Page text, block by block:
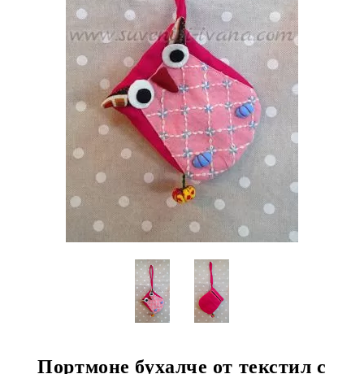
Портмоне бухалче от текстил с